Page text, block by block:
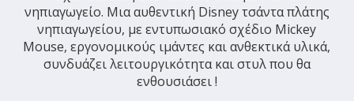
νηπιαγωγείο. Μια αυθεντική Disney τσάντα πλάτης
νηπιαγωγείου, με εντυπωσιακό σχέδιο Mickey
Mouse, εργονομικούς ιμάντες και ανθεκτικά υλικά,
συνδυάζει λειτουργικότητα και στυλ που θα
ενθουσιάσει !